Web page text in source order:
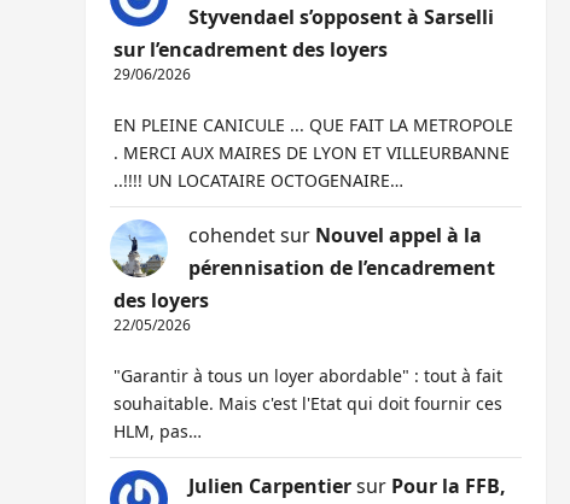
Styvendael s’opposent à Sarselli
sur l’encadrement des loyers
29/06/2026
EN PLEINE CANICULE ... QUE FAIT LA METROPOLE
. MERCI AUX MAIRES DE LYON ET VILLEURBANNE
..!!!! UN LOCATAIRE OCTOGENAIRE…
cohendetsur Nouvel appel à la
pérennisation de l’encadrement
des loyers
22/05/2026
"Garantir à tous un loyer abordable" : tout à fait
souhaitable. Mais c'est l'Etat qui doit fournir ces
HLM, pas…
Julien Carpentiersur Pour la FFB,